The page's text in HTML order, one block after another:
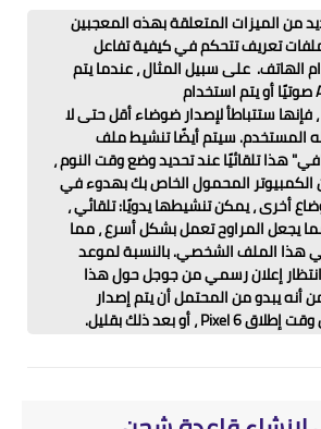
من الميزات المتعلقة بهذه المعجبين
تعريف تتحكم في كيفية تفاعل
الهاتف. على سبيل المثال ، عندما يتم
تنشيط جوجل Assistant صوتيًا أو يتم استخدام
تطبيق جوجلRecorder ، فإنها ستتباطأ لإصدار ضوضاء أقل حتى لا
المستخدم. سيتم أيضًا تنشيط ملف
هذا تلقائيًا عند تحديد وضع وقت النوم ،
الكمبيوتر المحمول الخاص بك بهدوء في
أخرى ، يمكن تنشيطها يدويًا: تلقائي ،
يجعل المراوح تعمل بشكل أسرع ، مما
هذا الملف الشخصي. بالنسبة لموعد
انتظار إعلان رسمي من جوجل حول هذا
أنه يبدو من المحتمل أن يتم إصدار